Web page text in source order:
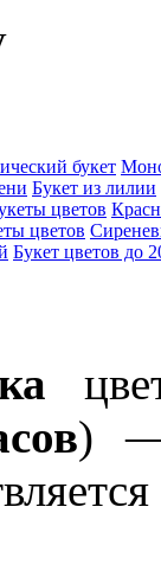
букет
Букет из лилии
цветов
цветов
Букет цветов до
) —